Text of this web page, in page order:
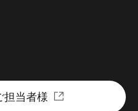
担当者様